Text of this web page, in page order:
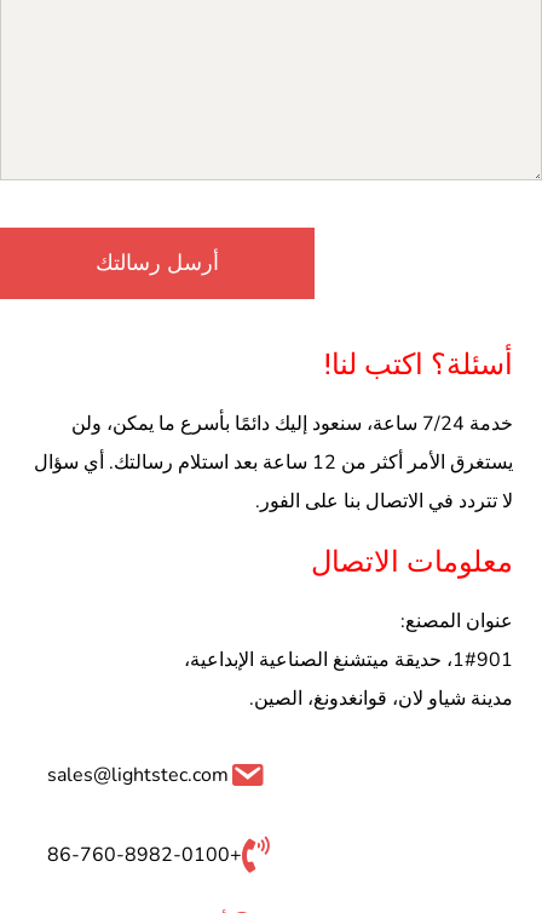
أسئلة؟ اكتب لنا!
خدمة 7/24 ساعة، سنعود إليك دائمًا بأسرع ما يمكن، ولن
يستغرق الأمر أكثر من 12 ساعة بعد استلام رسالتك. أي سؤال
لا تتردد في الاتصال بنا على الفور.
معلومات الاتصال
عنوان المصنع:
1#901، حديقة ميتشنغ الصناعية الإبداعية،
مدينة شياو لان، قوانغدونغ، الصين.
sales@lightstec.com
+86-760-8982-0100